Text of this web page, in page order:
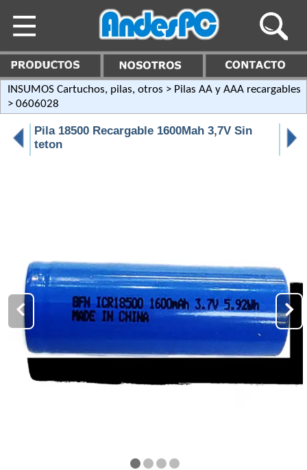
INSUMOS Cartuchos, pilas, otros > Pilas AA y AAA recargables
> 0606028
Pila 18500 Recargable 1600Mah 3,7V Sin
teton